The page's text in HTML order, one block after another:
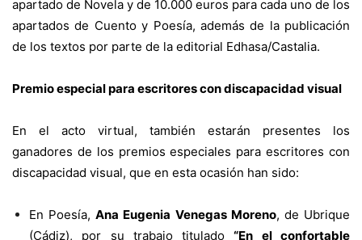
apartado de Novela y de 10.000 euros para cada uno de los
apartados de Cuento y Poesía, además de la publicación
de los textos por parte de la editorial Edhasa/Castalia.
Premio especial para escritores con discapacidad visual
En el acto virtual, también estarán presentes los
ganadores de los premios especiales para escritores con
discapacidad visual, que en esta ocasión han sido:
En Poesía,Ana Eugenia Venegas Moreno, de Ubrique
(Cádiz), por su trabajo titulado“En el confortable